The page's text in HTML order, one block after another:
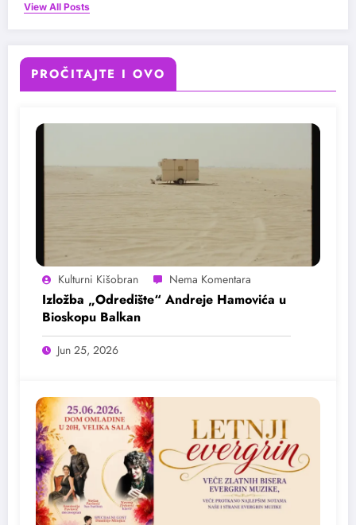
View All Posts
PROČITAJTE I OVO
Kulturni Kišobran
Izložba „Odredište“ Andreje Hamovića u
Bioskopu Balkan
Jun 25, 2026